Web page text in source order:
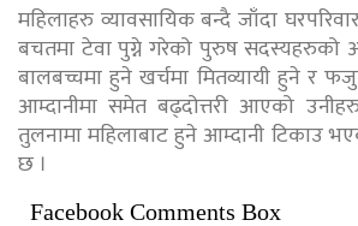
महिलाहरु व्यावसायिक बन्दै जाँदा
बचतमा टेवा पुग्ने गरेको पुरुष सदस्यहरुको
बालबच्चमा हुने खर्चमा मितव्यायी हुने र
आम्दानीमा समेत बढ्दोत्तरी आएको
तुलनामा महिलाबाट हुने आम्दानी टिकाउ
छ ।
Facebook Comments Box